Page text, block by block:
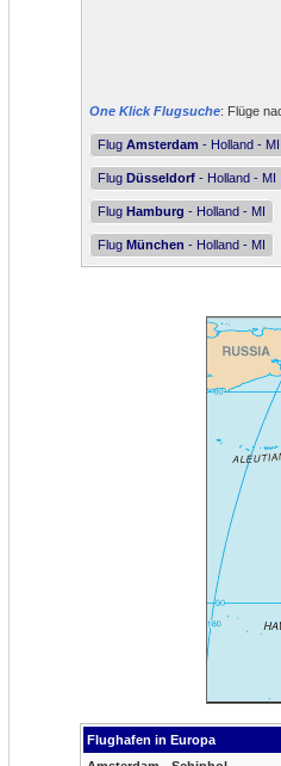
One Klick Flugsuche: Flüge
Flug Amsterdam - Holland - MI
Flug Düsseldorf - Holland - MI
Flug Hamburg - Holland - MI
Flug München - Holland - MI
Flughafen in Europa